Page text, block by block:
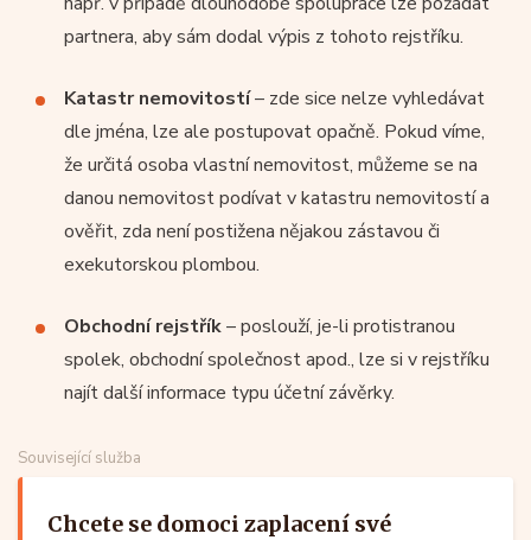
partnera, aby sám dodal výpis z tohoto rejstříku.
Katastr nemovitostí– zde sice nelze vyhledávat
dle jména, lze ale postupovat opačně. Pokud víme,
že určitá osoba vlastní nemovitost, můžeme se na
danou nemovitost podívat v katastru nemovitostí a
ověřit, zda není postižena nějakou zástavou či
exekutorskou plombou.
Obchodní rejstřík– poslouží, je-li protistranou
spolek, obchodní společnost apod., lze si v rejstříku
najít další informace typu účetní závěrky.
Související služba
Chcete se domoci zaplacení své